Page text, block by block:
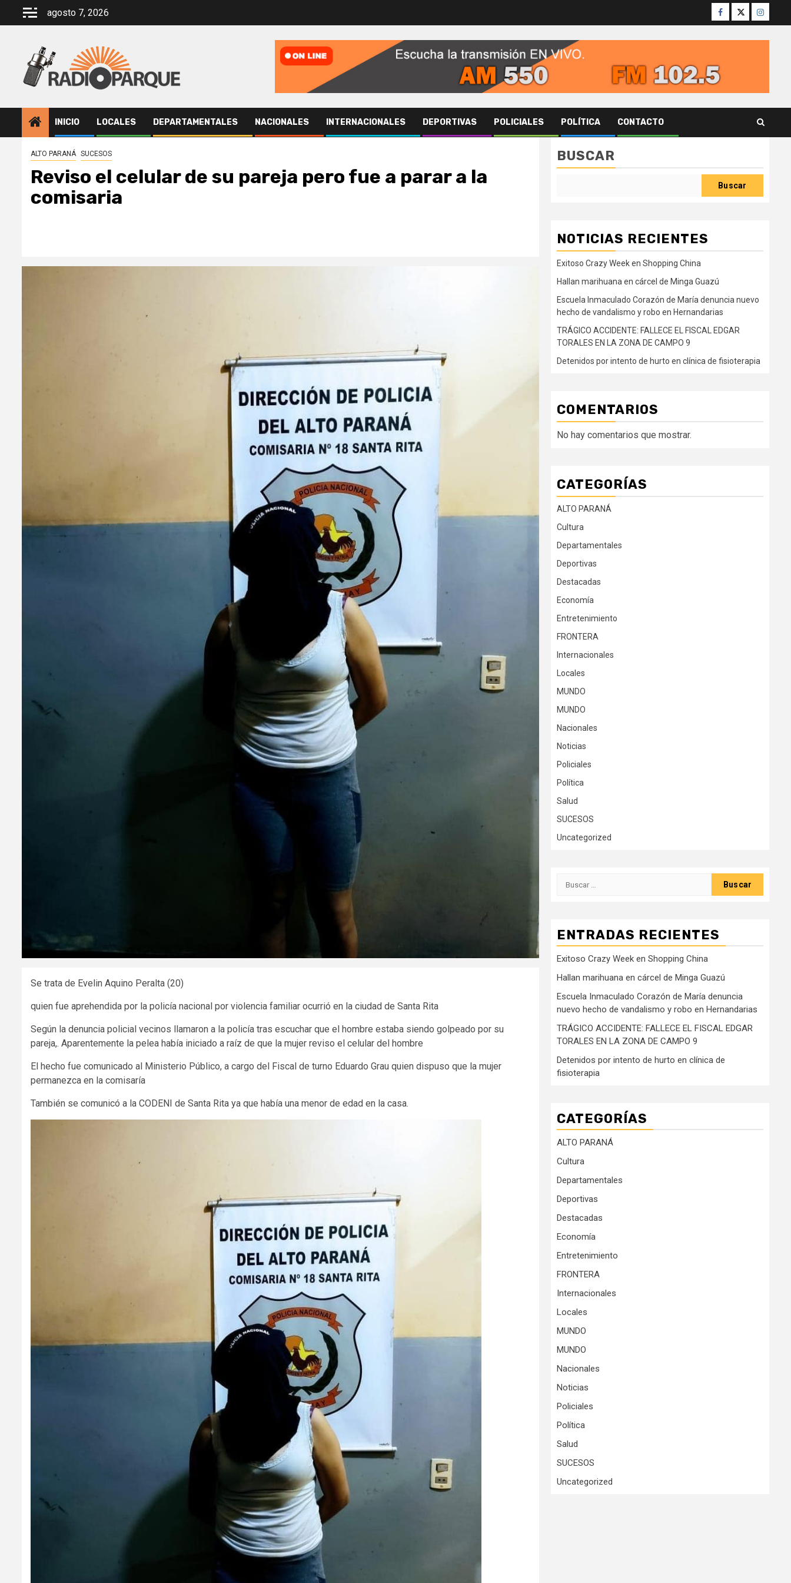
agosto 7, 2026 Facebook
Twitter
INICIO LOCALES DEPARTAMENTALES NACIONALES INTERNACIONALES DEPORTIVAS POLICIALES POLÍTICA CONTACTO
ALTO PARANÁ SUCESOS
Reviso el celular de su pareja pero fue a parar a la
comisaria
Se trata de Evelin Aquino Peralta (20)
quien fue aprehendida por la policía nacional por violencia familiar ocurrió en la ciudad de Santa Rita
Según la denuncia policial vecinos llamaron a la policía tras escuchar que el hombre estaba siendo golpeado por su
pareja,. Aparentemente la pelea había iniciado a raíz de que la mujer reviso el celular del hombre
El hecho fue comunicado al Ministerio Público, a cargo del Fiscal de turno Eduardo Grau quien dispuso que la mujer
permanezca en la comisaría
También se comunicó a la CODENI de Santa Rita ya que había una menor de edad en la casa.
BUSCAR
Buscar
NOTICIAS RECIENTES
Exitoso Crazy Week en Shopping China
Hallan marihuana en cárcel de Minga Guazú
Escuela Inmaculado Corazón de María denuncia nuevo
hecho de vandalismo y robo en Hernandarias
TRÁGICO ACCIDENTE: FALLECE EL FISCAL EDGAR
TORALES EN LA ZONA DE CAMPO 9
Detenidos por intento de hurto en clínica de fisioterapia
COMENTARIOS
No hay comentarios que mostrar.
CATEGORÍAS
ALTO PARANÁ
Cultura
Departamentales
Deportivas
Destacadas
Economía
Entretenimiento
FRONTERA
Internacionales
Locales
MUNDO
MUNDO
Nacionales
Noticias
Policiales
Política
Salud
SUCESOS
Uncategorized
Buscar:
ENTRADAS RECIENTES
Exitoso Crazy Week en Shopping China
Hallan marihuana en cárcel de Minga Guazú
Escuela Inmaculado Corazón de María denuncia
nuevo hecho de vandalismo y robo en Hernandarias
TRÁGICO ACCIDENTE: FALLECE EL FISCAL EDGAR
TORALES EN LA ZONA DE CAMPO 9
Detenidos por intento de hurto en clínica de
fisioterapia
CATEGORÍAS
ALTO PARANÁ
Cultura
Departamentales
Deportivas
Destacadas
Economía
Entretenimiento
FRONTERA
Internacionales
Locales
MUNDO
MUNDO
Nacionales
Noticias
Policiales
Política
Salud
SUCESOS
Uncategorized